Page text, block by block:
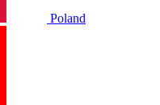
Poland